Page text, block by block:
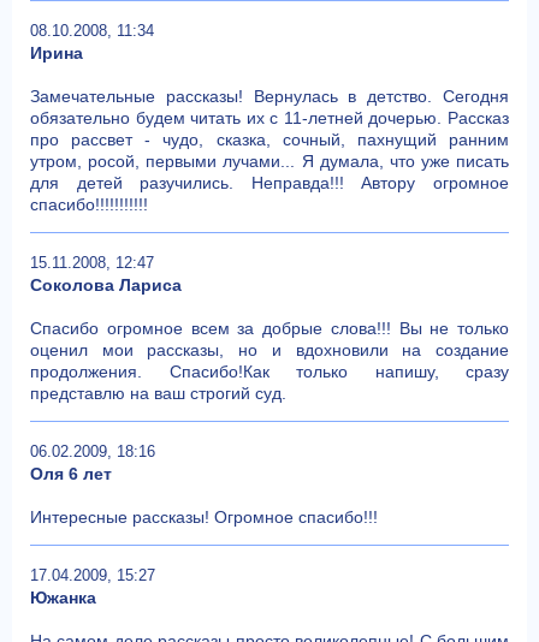
08.10.2008, 11:34
Ирина
Замечательные рассказы! Вернулась в детство. Сегодня
обязательно будем читать их с 11-летней дочерью. Рассказ
про рассвет - чудо, сказка, сочный, пахнущий ранним
утром, росой, первыми лучами... Я думала, что уже писать
для детей разучились. Неправда!!! Автору огромное
спасибо!!!!!!!!!!!
15.11.2008, 12:47
Соколова Лариса
Спасибо огромное всем за добрые слова!!! Вы не только
оценил мои рассказы, но и вдохновили на создание
продолжения. Спасибо!Как только напишу, сразу
представлю на ваш строгий суд.
06.02.2009, 18:16
Оля 6 лет
Интересные рассказы! Огромное спасибо!!!
17.04.2009, 15:27
Южанка